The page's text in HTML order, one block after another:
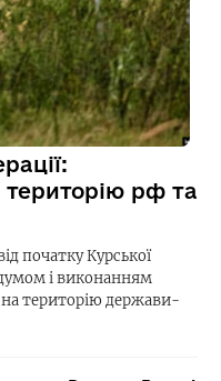
територію рф та
початку Курської
і виконанням
на територію держави-